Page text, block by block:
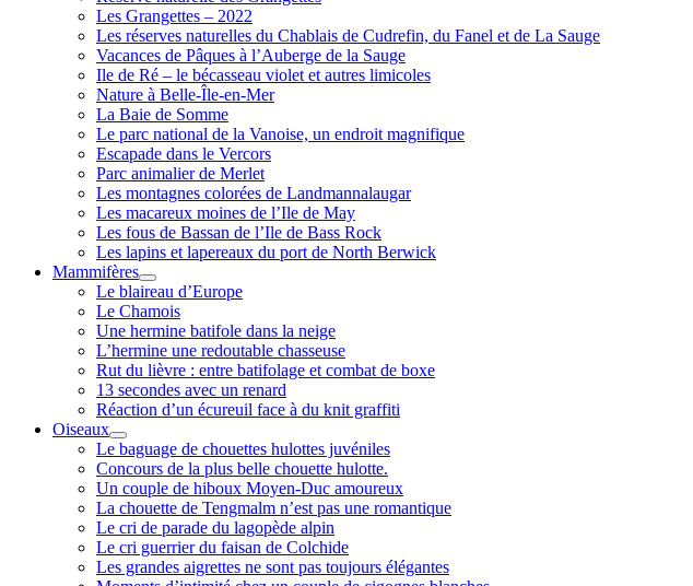
Les Grangettes – 2022
Les réserves naturelles du Chablais de Cudrefin, du Fanel et de La Sauge
Vacances de Pâques à l’Auberge de la Sauge
Ile de Ré – le bécasseau violet et autres limicoles
Nature à Belle-Île-en-Mer
La Baie de Somme
Le parc national de la Vanoise, un endroit magnifique
Escapade dans le Vercors
Parc animalier de Merlet
Les montagnes colorées de Landmannalaugar
Les macareux moines de l’Ile de May
Les fous de Bassan de l’Ile de Bass Rock
Les lapins et lapereaux du port de North Berwick
Mammifères
ouvrir
menu
Le blaireau d’Europe
Le Chamois
Une hermine batifole dans la neige
L’hermine une redoutable chasseuse
Rut du lièvre : entre batifolage et combat de boxe
13 secondes avec un renard
Réaction d’un écureuil face à du knit graffiti
Oiseaux
ouvrir
menu
Le baguage de chouettes hulottes juvéniles
Concours de la plus belle chouette hulotte.
Un couple de hiboux Moyen-Duc amoureux
La chouette de Tengmalm n’est pas une romantique
Le cri de parade du lagopède alpin
Le cri guerrier du faisan de Colchide
Les grandes aigrettes ne sont pas toujours élégantes